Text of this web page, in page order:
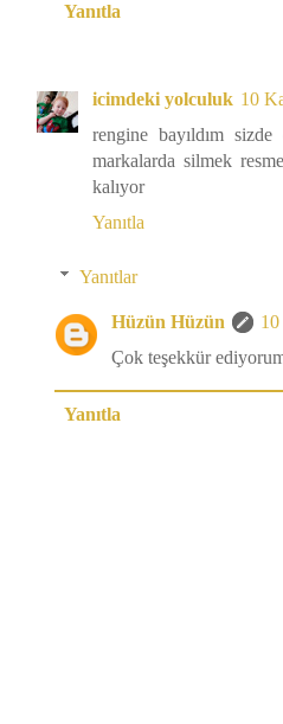
Yanıtla
icimdeki yolculuk 10
rengine bayıldım
markalarda silmek
kalıyor
Yanıtla
Yanıtlar
Hüzün Hüzün
10
Çok teşekkür
Yanıtla